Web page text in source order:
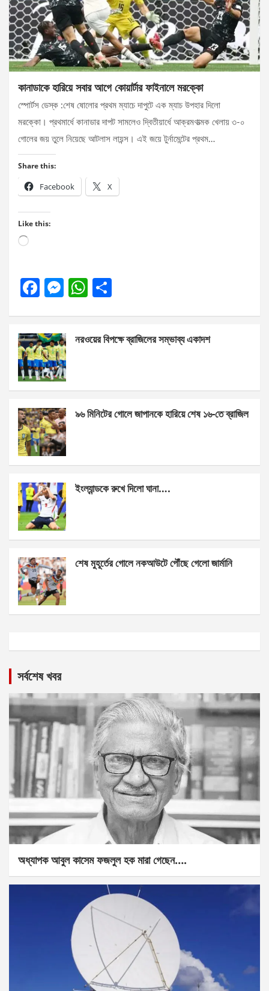
কানাডাকে হারিয়ে সবার আগে কোয়ার্টার ফাইনালে মরক্কো
স্পোর্টস ডেস্ক :শেষ ষোলোর প্রথম ম্যাচে দাপুটে এক ম্যাচ উপহার দিলো
মরক্কো। প্রথমার্ধে কানাডার দাপট সামলেও দ্বিতীয়ার্ধে আক্রমণাত্মক খেলায় ৩-০
গোলের জয় তুলে নিয়েছে আটলাস লায়ন্স। এই জয়ে টুর্নামেন্টের প্রথম…
Share this:
Facebook X
Like this:
Loading…
F
b
o
o
k
M
n
g
er
W
s
p
e
নরওয়ের বিপক্ষে ব্রাজিলের সম্ভাব্য একাদশ
৯৬ মিনিটের গোলে জাপানকে হারিয়ে শেষ ১৬-তে ব্রাজিল
ইংল্যান্ডকে রুখে দিলো ঘানা….
শেষ মুহূর্তের গোলে নকআউটে পৌঁছে গেলো জার্মানি
সর্বশেষ খবর
অধ্যাপক আবুল কাসেম ফজলুল হক মারা গেছেন….